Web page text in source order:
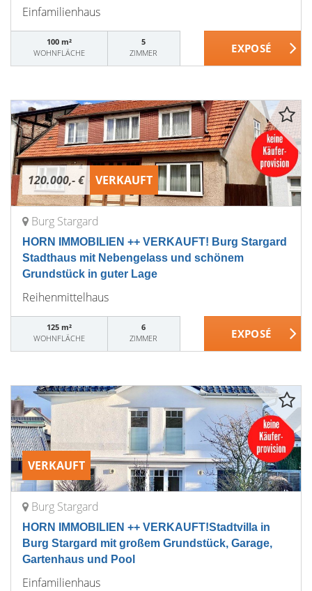
Einfamilienhaus
100 m²
WOHNFLÄCHE
5
ZIMMER
120.000,- € VERKAUFT
Burg Stargard
HORN IMMOBILIEN ++ VERKAUFT! Burg Stargard
Stadthaus mit Nebengelass und schönem
Grundstück in guter Lage
Reihenmittelhaus
125 m²
WOHNFLÄCHE
6
ZIMMER
VERKAUFT
Burg Stargard
HORN IMMOBILIEN ++ VERKAUFT!Stadtvilla in
Burg Stargard mit großem Grundstück, Garage,
Gartenhaus und Pool
Einfamilienhaus